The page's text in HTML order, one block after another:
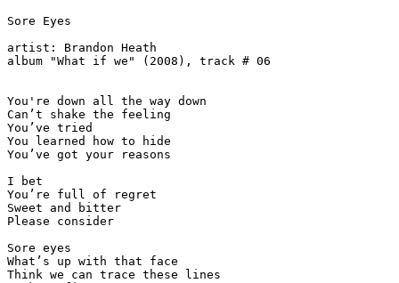
Sore Eyes
artist: Brandon Heath
album "What if we" (2008), track # 06
You're down all the way down
Can’t shake the feeling
You’ve tried
You learned how to hide
You’ve got your reasons
I bet
You’re full of regret
Sweet and bitter
Please consider
Sore eyes
What’s up with that face
Think we can trace these lines